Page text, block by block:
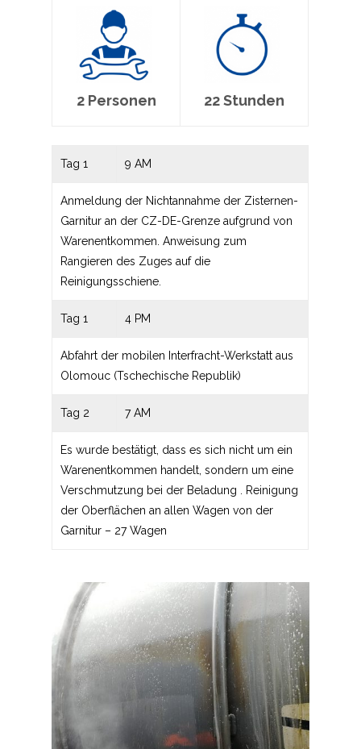
2 Personen 22 Stunden
Tag 1 9 AM
Anmeldung der Nichtannahme der Zisternen-
Garnitur an der CZ-DE-Grenze aufgrund von
Warenentkommen. Anweisung zum
Rangieren des Zuges auf die
Reinigungsschiene.
Tag 1 4 PM
Abfahrt der mobilen Interfracht-Werkstatt aus
Olomouc (Tschechische Republik)
Tag 2 7 AM
Es wurde bestätigt, dass es sich nicht um ein
Warenentkommen handelt, sondern um eine
Verschmutzung bei der Beladung . Reinigung
der Oberflächen an allen Wagen von der
Garnitur – 27 Wagen
AKTUALITÄTEN
ANGEBOT
BAHNTRANSPORT
AGRARTRANSPORT
TRANSPORT VON
FLÜSSIGKEITEN
WAGEN
WAGENKATALOG
MOBILWERKSTATT
WIR UNTERSTÜTZEN
KARRIERE